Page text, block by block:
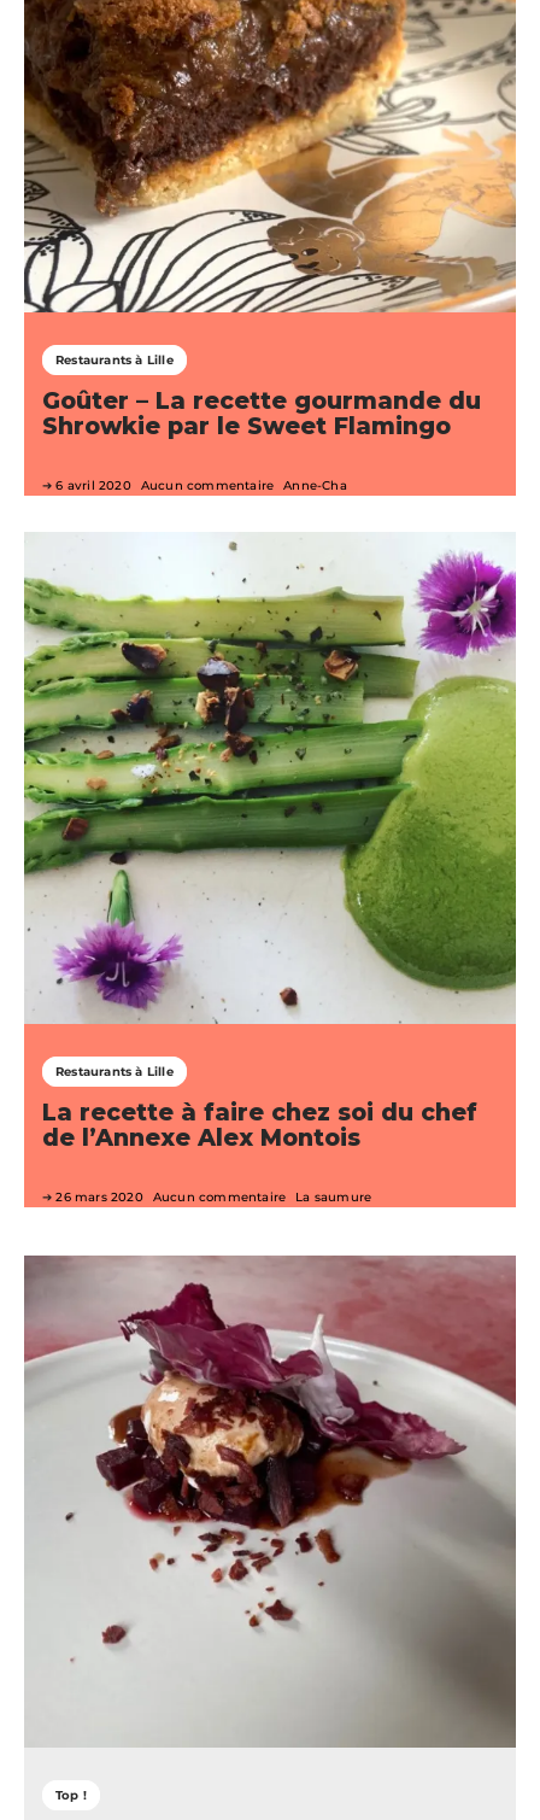
Restaurants à Lille
Goûter – La recette gourmande du
Shrowkie par le Sweet Flamingo
6 avril 2020 Aucun commentaire Anne-Cha
Restaurants à Lille
La recette à faire chez soi du chef
de l’Annexe Alex Montois
26 mars 2020 Aucun commentaire La saumure
Top !